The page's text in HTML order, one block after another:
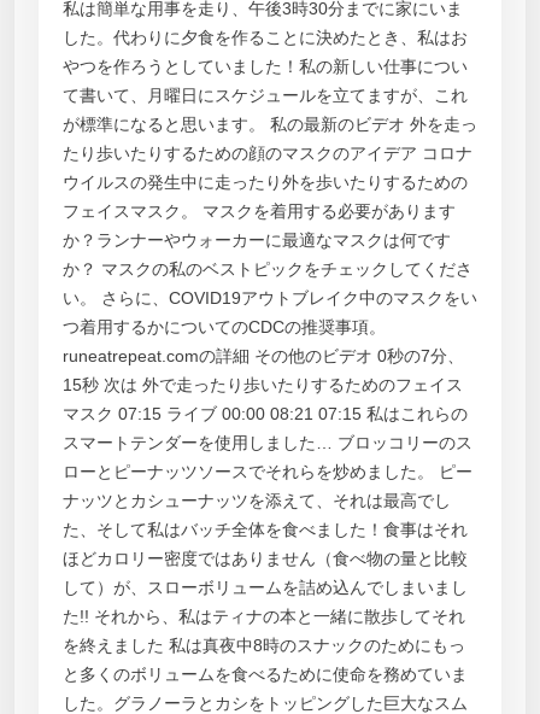
私は簡単な用事を走り、午後3時30分までに家にいま
した。代わりに夕食を作ることに決めたとき、私はお
やつを作ろうとしていました！私の新しい仕事につい
て書いて、月曜日にスケジュールを立てますが、これ
が標準になると思います。 私の最新のビデオ 外を走っ
たり歩いたりするための顔のマスクのアイデア コロナ
ウイルスの発生中に走ったり外を歩いたりするための
フェイスマスク。 マスクを着用する必要があります
か？ランナーやウォーカーに最適なマスクは何です
か？ マスクの私のベストピックをチェックしてくださ
い。 さらに、COVID19アウトブレイク中のマスクをい
つ着用するかについてのCDCの推奨事項。
runeatrepeat.comの詳細 その他のビデオ 0秒の7分、
15秒 次は 外で走ったり歩いたりするためのフェイス
マスク 07:15 ライブ 00:00 08:21 07:15 私はこれらの
スマートテンダーを使用しました… ブロッコリーのス
ローとピーナッツソースでそれらを炒めました。 ピー
ナッツとカシューナッツを添えて、それは最高でし
た、そして私はバッチ全体を食べました！食事はそれ
ほどカロリー密度ではありません（食べ物の量と比較
して）が、スローボリュームを詰め込んでしまいまし
た!! それから、私はティナの本と一緒に散歩してそれ
を終えました 私は真夜中8時のスナックのためにもっ
と多くのボリュームを食べるために使命を務めていま
した。グラノーラとカシをトッピングした巨大なスム